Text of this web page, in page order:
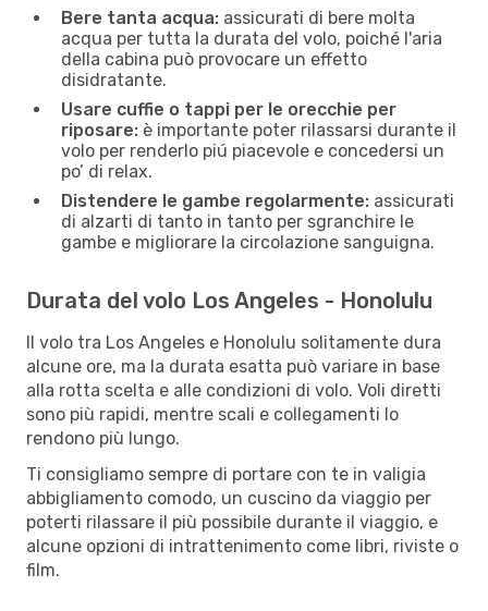
Bere tanta acqua: assicurati di bere molta
acqua per tutta la durata del volo, poiché l'aria
della cabina può provocare un effetto
disidratante.
Usare cuffie o tappi per le orecchie per
riposare: è importante poter rilassarsi durante il
volo per renderlo piú piacevole e concedersi un
po’ di relax.
Distendere le gambe regolarmente: assicurati
di alzarti di tanto in tanto per sgranchire le
gambe e migliorare la circolazione sanguigna.
Durata del volo Los Angeles - Honolulu
Il volo tra Los Angeles e Honolulu solitamente dura
alcune ore, ma la durata esatta può variare in base
alla rotta scelta e alle condizioni di volo. Voli diretti
sono più rapidi, mentre scali e collegamenti lo
rendono più lungo.
Ti consigliamo sempre di portare con te in valigia
abbigliamento comodo, un cuscino da viaggio per
poterti rilassare il più possibile durante il viaggio, e
alcune opzioni di intrattenimento come libri, riviste o
film.